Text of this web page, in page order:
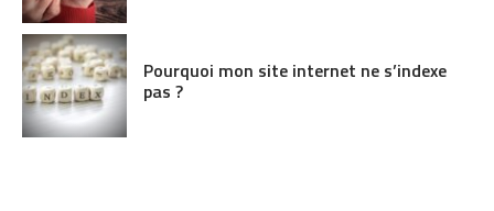
Pourquoi mon site internet ne s’indexe
pas ?